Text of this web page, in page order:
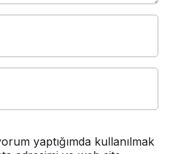
yaptığımda kullanılmak